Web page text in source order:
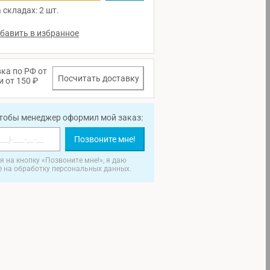
складах: 2 шт.
по РФ от
от 150 ₽
Посчитать доставку
менеджер оформил мой заказ:
Позвоните мне!
на кнопку «Позвоните мне!», я даю
на обработку персональных данных.